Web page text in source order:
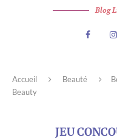
Blog
Accueil Beauté
Beauty
JEU